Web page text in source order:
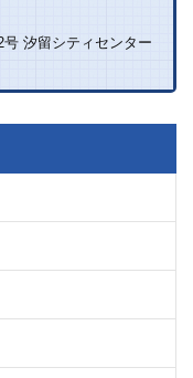
汐留シティセンター